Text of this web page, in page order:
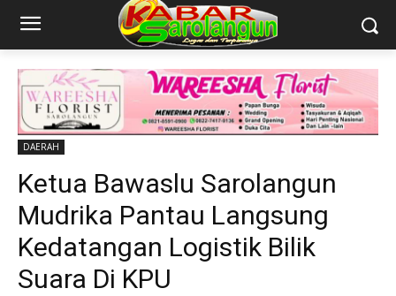
DAERAH
Ketua Bawaslu Sarolangun
Mudrika Pantau Langsung
Kedatangan Logistik Bilik
Suara Di KPU